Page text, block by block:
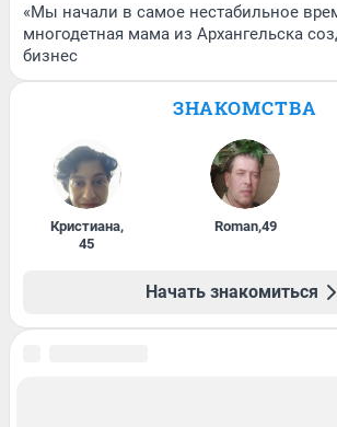
«Мы начали в самое нестабильное
многодетная мама из Архангельска
бизнес
ЗНАКОМСТВА
Кристиана,
45
Roman,49
Начать знакомиться